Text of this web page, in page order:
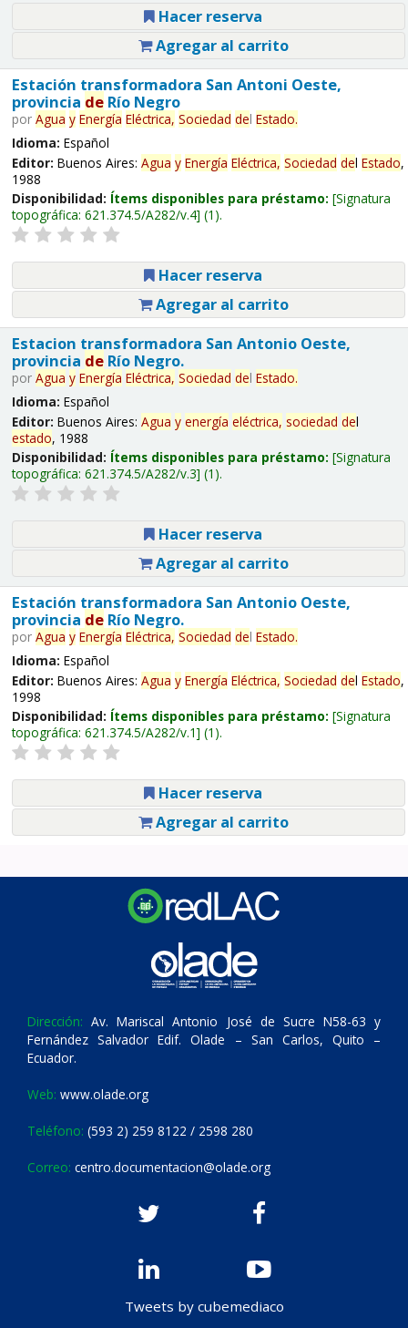
Hacer reserva
Agregar al carrito
Estación transformadora San Antoni Oeste,
provincia deRío Negro
por Agua y Energía Eléctrica, Sociedad del Estado.
Idioma: Español
Editor: Buenos Aires: Agua y Energía Eléctrica, Sociedad del Estado,
1988
Disponibilidad: Ítems disponibles para préstamo: Signatura
topográfica: 621.374.5/A282/v.4 (1).
Hacer reserva
Agregar al carrito
Estacion transformadora San Antonio Oeste,
provincia deRío Negro.
por Agua y Energía Eléctrica, Sociedad del Estado.
Idioma: Español
Editor: Buenos Aires: Agua y energía eléctrica, sociedad del
estado, 1988
Disponibilidad: Ítems disponibles para préstamo: Signatura
topográfica: 621.374.5/A282/v.3 (1).
Hacer reserva
Agregar al carrito
Estación transformadora San Antonio Oeste,
provincia deRío Negro.
por Agua y Energía Eléctrica, Sociedad del Estado.
Idioma: Español
Editor: Buenos Aires: Agua y Energía Eléctrica, Sociedad del Estado,
1998
Disponibilidad: Ítems disponibles para préstamo: Signatura
topográfica: 621.374.5/A282/v.1 (1).
Hacer reserva
Agregar al carrito
Dirección: Av. Mariscal Antonio José de Sucre N58-63 y
Fernández Salvador Edif. Olade – San Carlos, Quito –
Ecuador.
Web: www.olade.org
Teléfono: (593 2) 259 8122 / 2598 280
Correo: centro.documentacion@olade.org
Tweets by cubemediaco